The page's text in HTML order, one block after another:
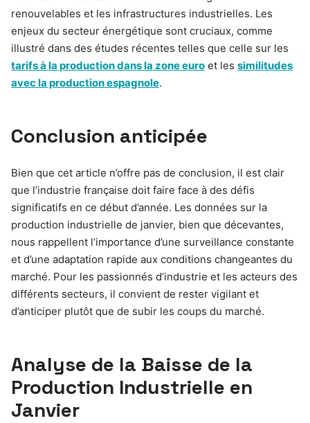
renouvelables et les infrastructures industrielles. Les
enjeux du secteur énergétique sont cruciaux, comme
illustré dans des études récentes telles que celle sur les
tarifs à la production dans la zone euro et les similitudes
avec la production espagnole.
Conclusion anticipée
Bien que cet article n’offre pas de conclusion, il est clair
que l’industrie française doit faire face à des défis
significatifs en ce début d’année. Les données sur la
production industrielle de janvier, bien que décevantes,
nous rappellent l’importance d’une surveillance constante
et d’une adaptation rapide aux conditions changeantes du
marché. Pour les passionnés d’industrie et les acteurs des
différents secteurs, il convient de rester vigilant et
d’anticiper plutôt que de subir les coups du marché.
Analyse de la Baisse de la
Production Industrielle en
Janvier